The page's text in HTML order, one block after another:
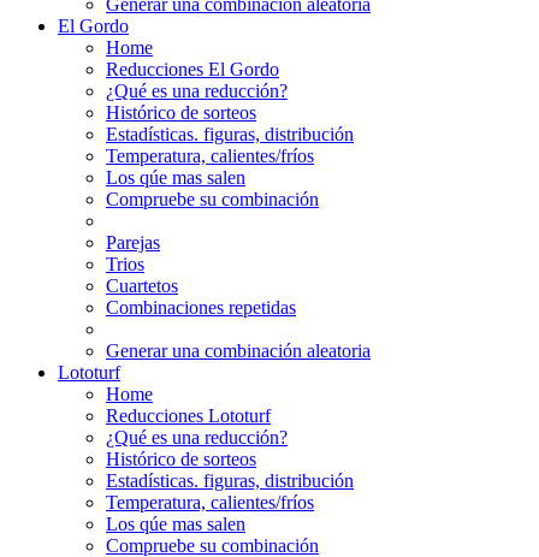
El Gordo
Home
Reducciones El Gordo
¿Qué es una reducción?
Histórico de sorteos
Estadísticas. figuras, distribución
Temperatura, calientes/fríos
Los qúe mas salen
Compruebe su combinación
Parejas
Trios
Cuartetos
Combinaciones repetidas
Generar una combinación aleatoria
Lototurf
Home
Reducciones Lototurf
¿Qué es una reducción?
Histórico de sorteos
Estadísticas. figuras, distribución
Temperatura, calientes/fríos
Los qúe mas salen
Compruebe su combinación